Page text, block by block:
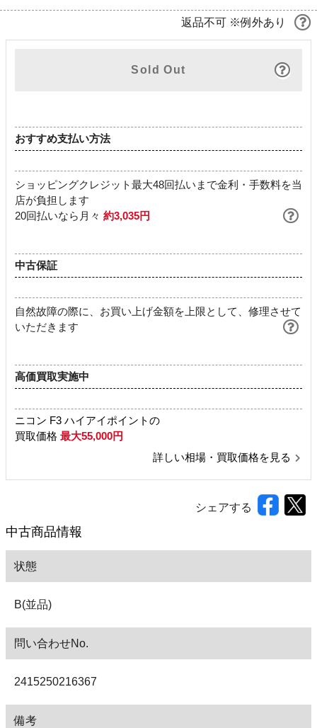
返品不可 ※例外あり
Sold Out
おすすめ支払い方法
ショッピングクレジット最大48回払いまで金利・手数料を当
店が負担します
20回払いなら月々 約3,035円
中古保証
自然故障の際に、お買い上げ金額を上限として、修理させて
いただきます
高価買取実施中
ニコン F3 ハイアイポイントの
買取価格 最大55,000円
詳しい相場・買取価格を見る
シェアする
中古商品情報
状態
B(並品)
問い合わせNo.
2415250216367
備考